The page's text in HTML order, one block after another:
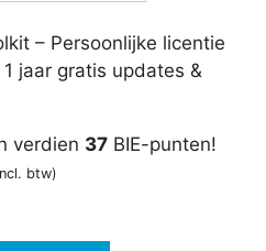
– Persoonlijke licentie
jaar gratis updates &
verdien 37 BIE-punten!
btw)